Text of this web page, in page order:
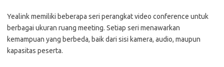
Yealink memiliki beberapa seri perangkat video conference untuk
berbagai ukuran ruang meeting. Setiap seri menawarkan
kemampuan yang berbeda, baik dari sisi kamera, audio, maupun
kapasitas peserta.